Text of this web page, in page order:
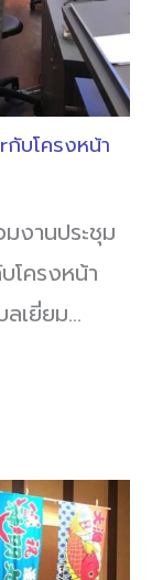
บโครงหน้า
งานประชุม
โครงหน้า
ลเยี่ยม…